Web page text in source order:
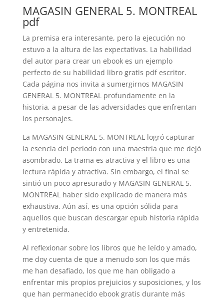
MAGASIN GENERAL 5. MONTREAL
pdf
La premisa era interesante, pero la ejecución no
estuvo a la altura de las expectativas. La habilidad
del autor para crear un ebook es un ejemplo
perfecto de su habilidad libro gratis pdf escritor.
Cada página nos invita a sumergirnos MAGASIN
GENERAL 5. MONTREAL profundamente en la
historia, a pesar de las adversidades que enfrentan
los personajes.
La MAGASIN GENERAL 5. MONTREAL logró capturar
la esencia del período con una maestría que me dejó
asombrado. La trama es atractiva y el libro es una
lectura rápida y atractiva. Sin embargo, el final se
sintió un poco apresurado y MAGASIN GENERAL 5.
MONTREAL haber sido explicado de manera más
exhaustiva. Aún así, es una opción sólida para
aquellos que buscan descargar epub historia rápida
y entretenida.
Al reflexionar sobre los libros que he leído y amado,
me doy cuenta de que a menudo son los que más
me han desafiado, los que me han obligado a
enfrentar mis propios prejuicios y suposiciones, y los
que han permanecido ebook gratis durante más